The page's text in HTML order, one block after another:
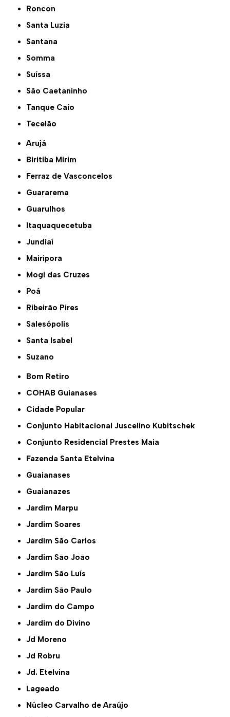
Roncon
Santa Luzia
Santana
Somma
Suíssa
São Caetaninho
Tanque Caio
Tecelão
Arujá
Biritiba Mirim
Ferraz de Vasconcelos
Guararema
Guarulhos
Itaquaquecetuba
Jundiaí
Mairiporã
Mogi das Cruzes
Poá
Ribeirão Pires
Salesópolis
Santa Isabel
Suzano
Bom Retiro
COHAB Guianases
Cidade Popular
Conjunto Habitacional Juscelino Kubitschek
Conjunto Residencial Prestes Maia
Fazenda Santa Etelvina
Guaianases
Guaianazes
Jardim Marpu
Jardim Soares
Jardim São Carlos
Jardim São João
Jardim São Luís
Jardim São Paulo
Jardim do Campo
Jardim do Divino
Jd Moreno
Jd Robru
Jd. Etelvina
Lageado
Núcleo Carvalho de Araújo